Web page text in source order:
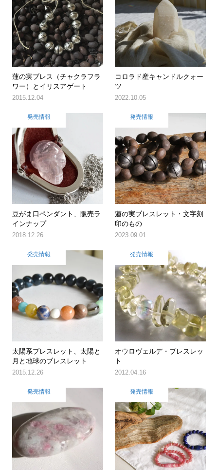
蓮の実ブレス（チャクラフラ
ワー）とイリスアゲート
2015.12.04
コロラド産キャンドルクォー
ツ
2022.10.05
発売情報
豆がま口ペンダント、販売ラ
インナップ
2018.12.26
発売情報
蓮の実ブレスレット・文字刻
印のもの
2023.09.01
発売情報
太陽系ブレスレット、太陽と
月と地球のブレスレット
2015.12.26
発売情報
オウロヴェルデ・ブレスレッ
ト
2012.04.16
発売情報 発売情報